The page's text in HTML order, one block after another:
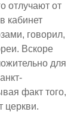
отлучают от
кабинет
говорил,
Вскоре
для
факт того,
церкви.